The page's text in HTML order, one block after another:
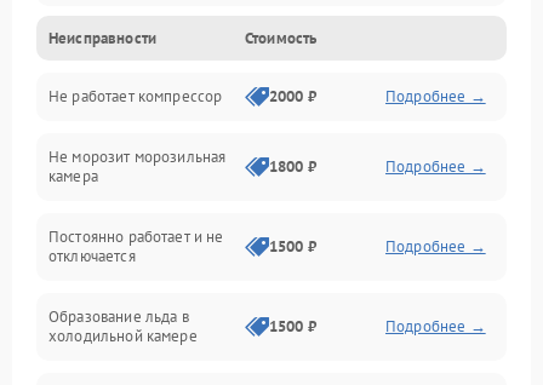
Механика
Электропитание
Дренаж
Неисправности Стоимость
Не работает компрессор 2000 ₽ Подробнее →
Не морозит морозильная
камера
1800 ₽ Подробнее →
Постоянно работает и не
отключается
1500 ₽ Подробнее →
Образование льда в
холодильной камере
1500 ₽ Подробнее →